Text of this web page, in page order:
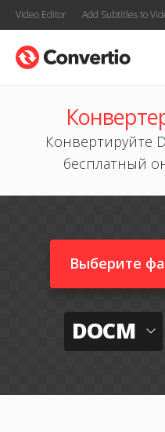
Video Editor Add Subtitles to
Конвертируйте
бесплатный
Выберите
DOCM